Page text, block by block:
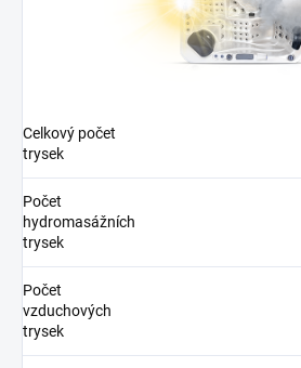
Celkový počet
trysek
Počet
hydromasážních
trysek
Počet
vzduchových
trysek